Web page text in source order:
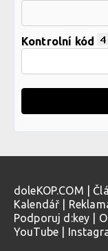
Kontrolní kód
doleKOP.COM
Kalendář
Podporuj d:key
YouTube